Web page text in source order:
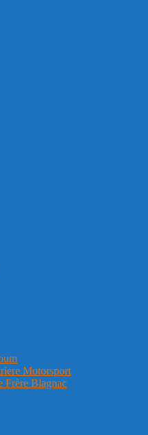
Motorsport
Frère Blagnac